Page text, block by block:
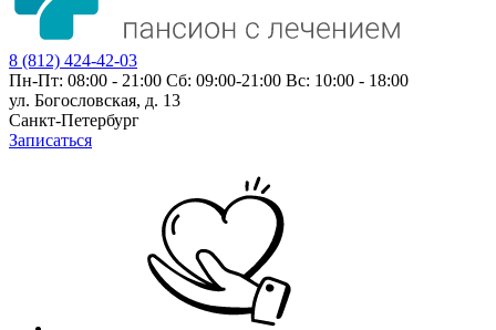
8 (812) 424-42-03
Пн-Пт: 08:00 - 21:00 Сб: 09:00-21:00 Вс: 10:00 - 18:00
ул. Богословская, д. 13
Санкт-Петербург
Записаться